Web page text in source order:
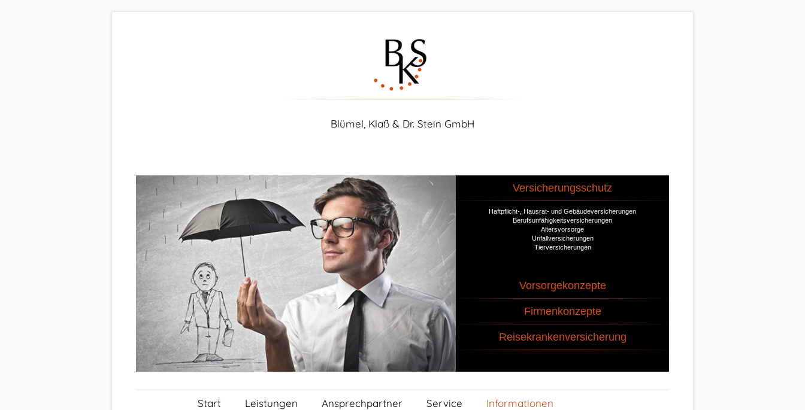
Blümel, Klaß & Dr. Stein GmbH
Versicherungsschutz
Haftpflicht-, Hausrat- und Gebäudeversicherungen
Berufsunfähigkeitsversicherungen
Altersvorsorge
Unfallversicherungen
Tierversicherungen
Vorsorgekonzepte
Firmenkonzepte
Reisekrankenversicherung
Start Leistungen Ansprechpartner Service Informationen